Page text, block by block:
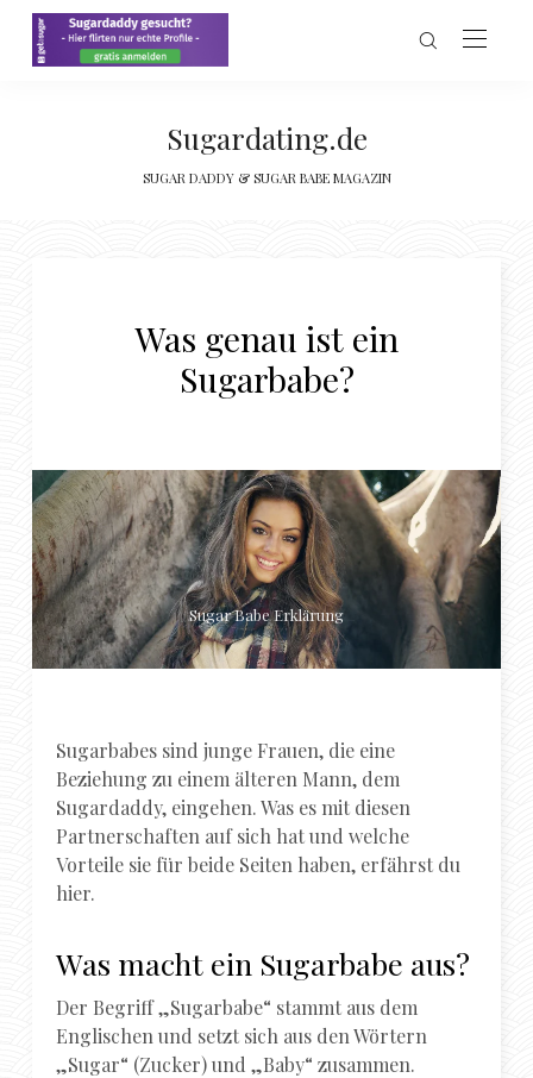
Sugardating.de
SUGAR DADDY & SUGAR BABE MAGAZIN
Was genau ist ein
Sugarbabe?
Sugar Babe Erklärung
Sugarbabes sind junge Frauen, die eine
Beziehung zu einem älteren Mann, dem
Sugardaddy, eingehen. Was es mit diesen
Partnerschaften auf sich hat und welche
Vorteile sie für beide Seiten haben, erfährst du
hier.
Was macht ein Sugarbabe aus?
Der Begriff „Sugarbabe“ stammt aus dem
Englischen und setzt sich aus den Wörtern
„Sugar“ (Zucker) und „Baby“ zusammen.